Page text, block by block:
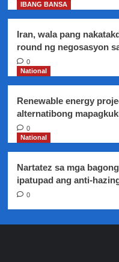
Rationalization
scheme
NAIA
IBANG BANSA
Iran, wala pang
round ng negosasyon
0
National
Renewable energy
alternatibong
0
National
Nartatez sa mga
ipatupad ang anti-
0